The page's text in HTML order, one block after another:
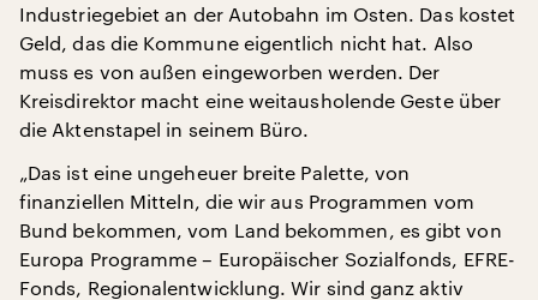
Industriegebiet an der Autobahn im Osten. Das kostet
Geld, das die Kommune eigentlich nicht hat. Also
muss es von außen eingeworben werden. Der
Kreisdirektor macht eine weitausholende Geste über
die Aktenstapel in seinem Büro.
„Das ist eine ungeheuer breite Palette, von
finanziellen Mitteln, die wir aus Programmen vom
Bund bekommen, vom Land bekommen, es gibt von
Europa Programme – Europäischer Sozialfonds, EFRE-
Fonds, Regionalentwicklung. Wir sind ganz aktiv